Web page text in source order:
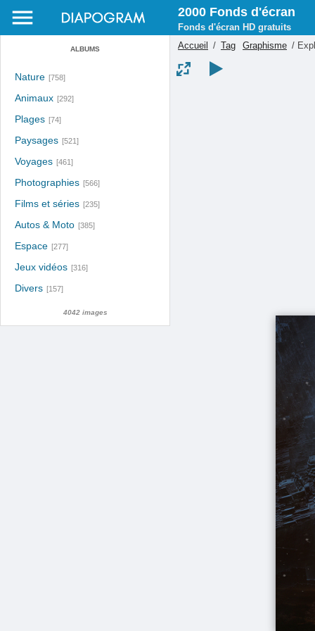
ALBUMS
Nature [758]
Animaux [292]
Plages [74]
Paysages [521]
Voyages [461]
Photographies [566]
Films et séries [235]
Autos & Moto [385]
Espace [277]
Jeux vidéos [316]
Divers [157]
4042 images
2000 Fonds d'écran
Fonds d'écran HD gratuits
Accueil
/ Tag Graphisme /